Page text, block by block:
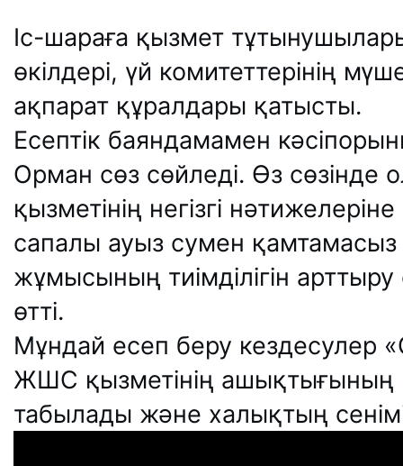
Іс-шараға қызмет
өкілдері, үй комитеттерінің
ақпарат құралдары қатысты.
Есептік баяндамамен
Орман сөз сөйледі. Өз
қызметінің негізгі
сапалы ауыз сумен
жұмысының тиімділігін
өтті.
Мұндай есеп беру кездесулер
ЖШС қызметінің ашықтығының
табылады және халықтың